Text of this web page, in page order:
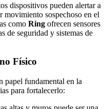
dispositivos pueden alertar a
movimiento sospechoso en el
como Ring ofrecen sensores
de seguridad y sistemas de
Físico
papel fundamental en la
para fortalecerlo: